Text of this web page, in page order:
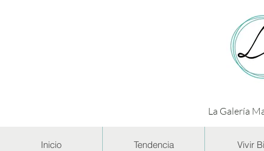
La Galería
Inicio Tendencia Vivir